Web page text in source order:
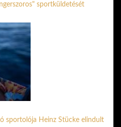
sportküldetését
sportolója Heinz Stücke elindult